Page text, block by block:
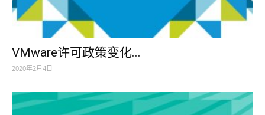
VMware许可政策变化...
2020年2月4日